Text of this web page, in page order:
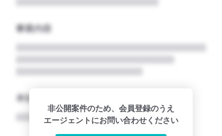
事業内容
本社所在地名
非公開案件のため、会員登録のうえ
エージェントにお問い合わせください